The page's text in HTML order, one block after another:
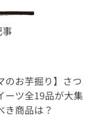
事
のお芋掘り】さつ
ーツ全19品が大集
き商品は？